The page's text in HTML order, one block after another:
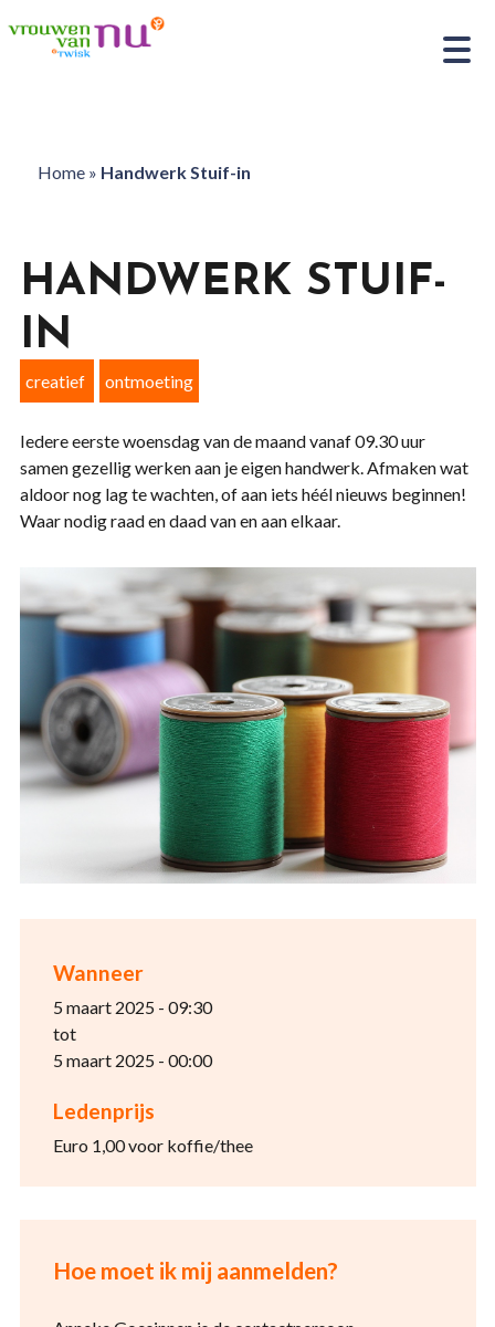
Home» Handwerk Stuif-in
Wanneer
5 maart 2025 - 09:30
tot
5 maart 2025 - 00:00
Ledenprijs
Euro 1,00 voor koffie/thee
Hoe moet ik mij aanmelden?
HANDWERK STUIF-
IN
creatief ontmoeting
Iedere eerste woensdag van de maand vanaf 09.30 uur
samen gezellig werken aan je eigen handwerk. Afmaken wat
aldoor nog lag te wachten, of aan iets héél nieuws beginnen!
Waar nodig raad en daad van en aan elkaar.